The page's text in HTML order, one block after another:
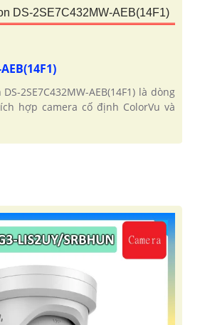
DS-2SE7C432MW-AEB(14F1)
2SE7C432MW-AEB(14F1) là dòng
hợp camera cố định ColorVu và